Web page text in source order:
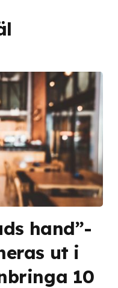
hand”-
ut i
10